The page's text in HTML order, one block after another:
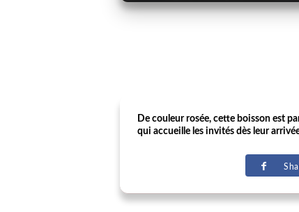
De couleur rosée, cette boisson est
qui accueille les invités dès leur